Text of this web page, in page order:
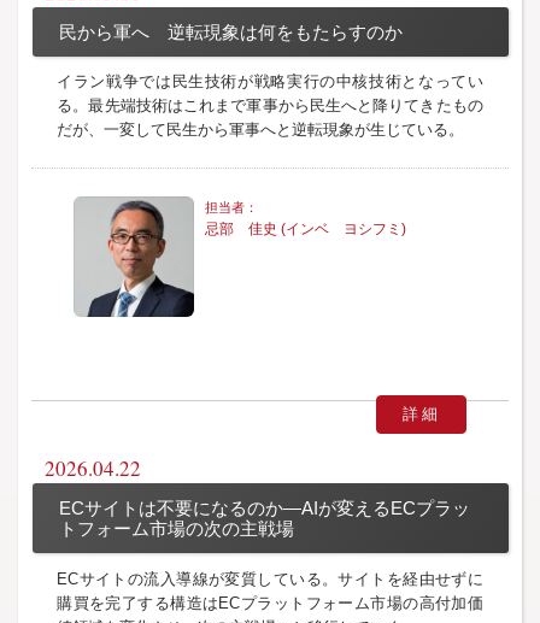
民から軍へ 逆転現象は何をもたらすのか
イラン戦争では民生技術が戦略実行の中核技術となってい
る。最先端技術はこれまで軍事から民生へと降りてきたもの
だが、一変して民生から軍事へと逆転現象が生じている。
忌部 佳史 (インベ ヨシフミ)
詳細
2026.04.22
ECサイトは不要になるのか―AIが変えるECプラッ
トフォーム市場の次の主戦場
ECサイトの流入導線が変質している。サイトを経由せずに
購買を完了する構造はECプラットフォーム市場の高付加価